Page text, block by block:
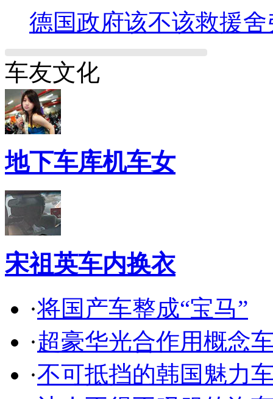
德国政府该不该救援舍
车友文化
地下车库机车女
宋祖英车内换衣
·将国产车整成“宝马”
·超豪华光合作用概念
·不可抵挡的韩国魅力